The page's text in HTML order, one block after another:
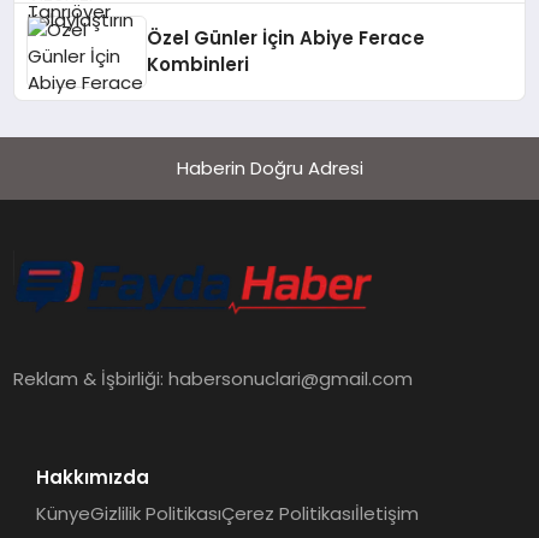
Özel Günler İçin Abiye Ferace
Kombinleri
Haberin Doğru Adresi
Reklam & İşbirliği:habersonuclari@gmail.com
Hakkımızda
KünyeGizlilik PolitikasıÇerez Politikasıİletişim